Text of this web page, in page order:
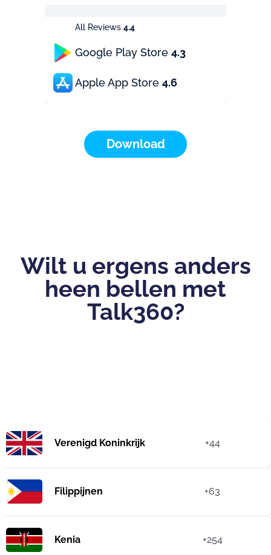
All Reviews 4.4
Google Play Store 4.3
Apple App Store 4.6
Download
Wilt u ergens anders
heen bellen met
Talk360?
Verenigd Koninkrijk +44
Filippijnen +63
Kenia +254